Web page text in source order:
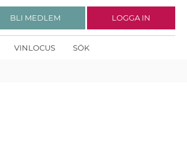
VINLOCUS SÖK
BLI MEDLEM LOGGA IN